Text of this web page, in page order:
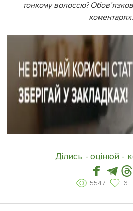
тонкому волоссю?
коментарях.
Ділись - оцінюй -
5547 6